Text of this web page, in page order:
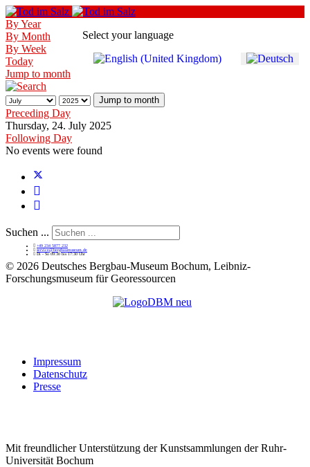
Select your language
By Year
By Month
By Week
Today
Jump to month
Jump to month
Preceding Day
Thursday, 24. July 2025
Following Day
No events were found
Suchen ...
+49 234 5877 232
service@bergbaumuseum.de
Di - So 09:30 bis 17:30 Uhr
© 2026 Deutsches Bergbau-Museum Bochum, Leibniz-
Forschungsmuseum für Georessourcen
Impressum
Datenschutz
Presse
Mit freundlicher Unterstützung der Kunstsammlungen der Ruhr-
Universität Bochum